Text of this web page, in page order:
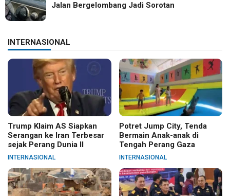
Jalan Bergelombang Jadi Sorotan
INTERNASIONAL
Trump Klaim AS Siapkan
Serangan ke Iran Terbesar
sejak Perang Dunia II
INTERNASIONAL
Potret Jump City, Tenda
Bermain Anak-anak di
Tengah Perang Gaza
INTERNASIONAL